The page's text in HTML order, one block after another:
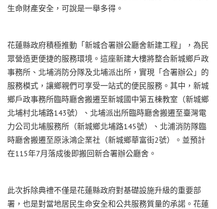
生命財產安全，可說是一舉多得。
花蓮縣政府積極推動「新城合署辦公廳舍新建工程」，為民
眾營造更便捷的服務環境。這座新建大樓將整合新城鄉戶政
事務所、北埔消防分隊及北埔派出所，實現「合署辦公」的
服務模式，讓鄉親們可享受一站式的便民服務。其中，新城
鄉戶政事務所臨時廳舍搬遷至新城國中第五棟教室（新城鄉
北埔村北埔路143號）、北埔派出所臨時廳舍搬遷至臺灣電
力公司北埔服務所（新城鄉北埔路145號）、北浦消防隊臨
時廳舍搬遷至原泳鴻企業社（新城鄉華富街2號）。並預計
在115年7月落成後即搬回新合署辦公廳舍。
此次拆除典禮不僅是花蓮縣政府對基礎設施升級的重要部
署，也是對當地居民生命安全和公共服務質量的承諾。花蓮